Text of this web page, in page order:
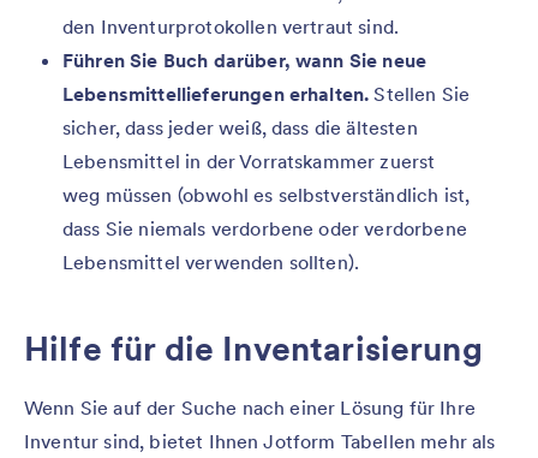
den Inventurprotokollen vertraut sind.
Führen Sie Buch darüber, wann Sie neue
Lebensmittellieferungen erhalten.Stellen Sie
sicher, dass jeder weiß, dass die ältesten
Lebensmittel in der Vorratskammer zuerst
weg müssen (obwohl es selbstverständlich ist,
dass Sie niemals verdorbene oder verdorbene
Lebensmittel verwenden sollten).
Hilfe für die Inventarisierung
Wenn Sie auf der Suche nach einer Lösung für Ihre
Inventur sind, bietet Ihnen Jotform Tabellen mehr als